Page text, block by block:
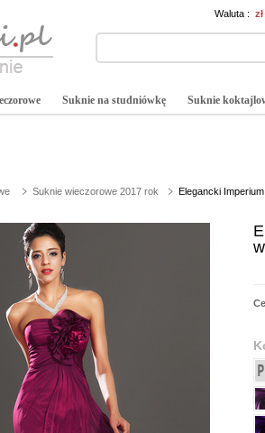
Waluta :
Suknie na studniówkę Suknie
Suknie wieczorowe 2017 rok Elegancki